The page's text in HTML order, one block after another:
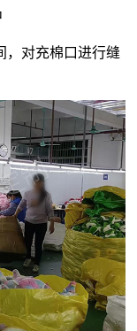
，对充棉口进行缝